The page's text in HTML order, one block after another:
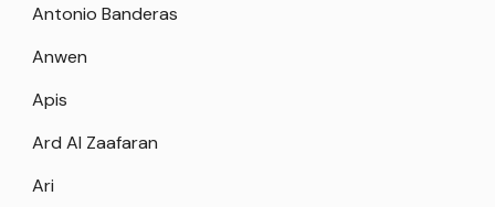
Antonio Banderas
Anwen
Apis
Ard Al Zaafaran
Ari